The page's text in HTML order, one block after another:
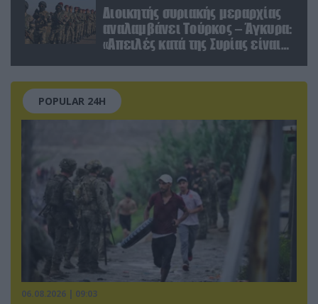
Διοικητής συριακής μεραρχίας
αναλαμβάνει Τούρκος – Άγκυρα:
«Απειλές κατά της Συρίας είναι
POPULAR 24H
06.08.2026 | 09:03